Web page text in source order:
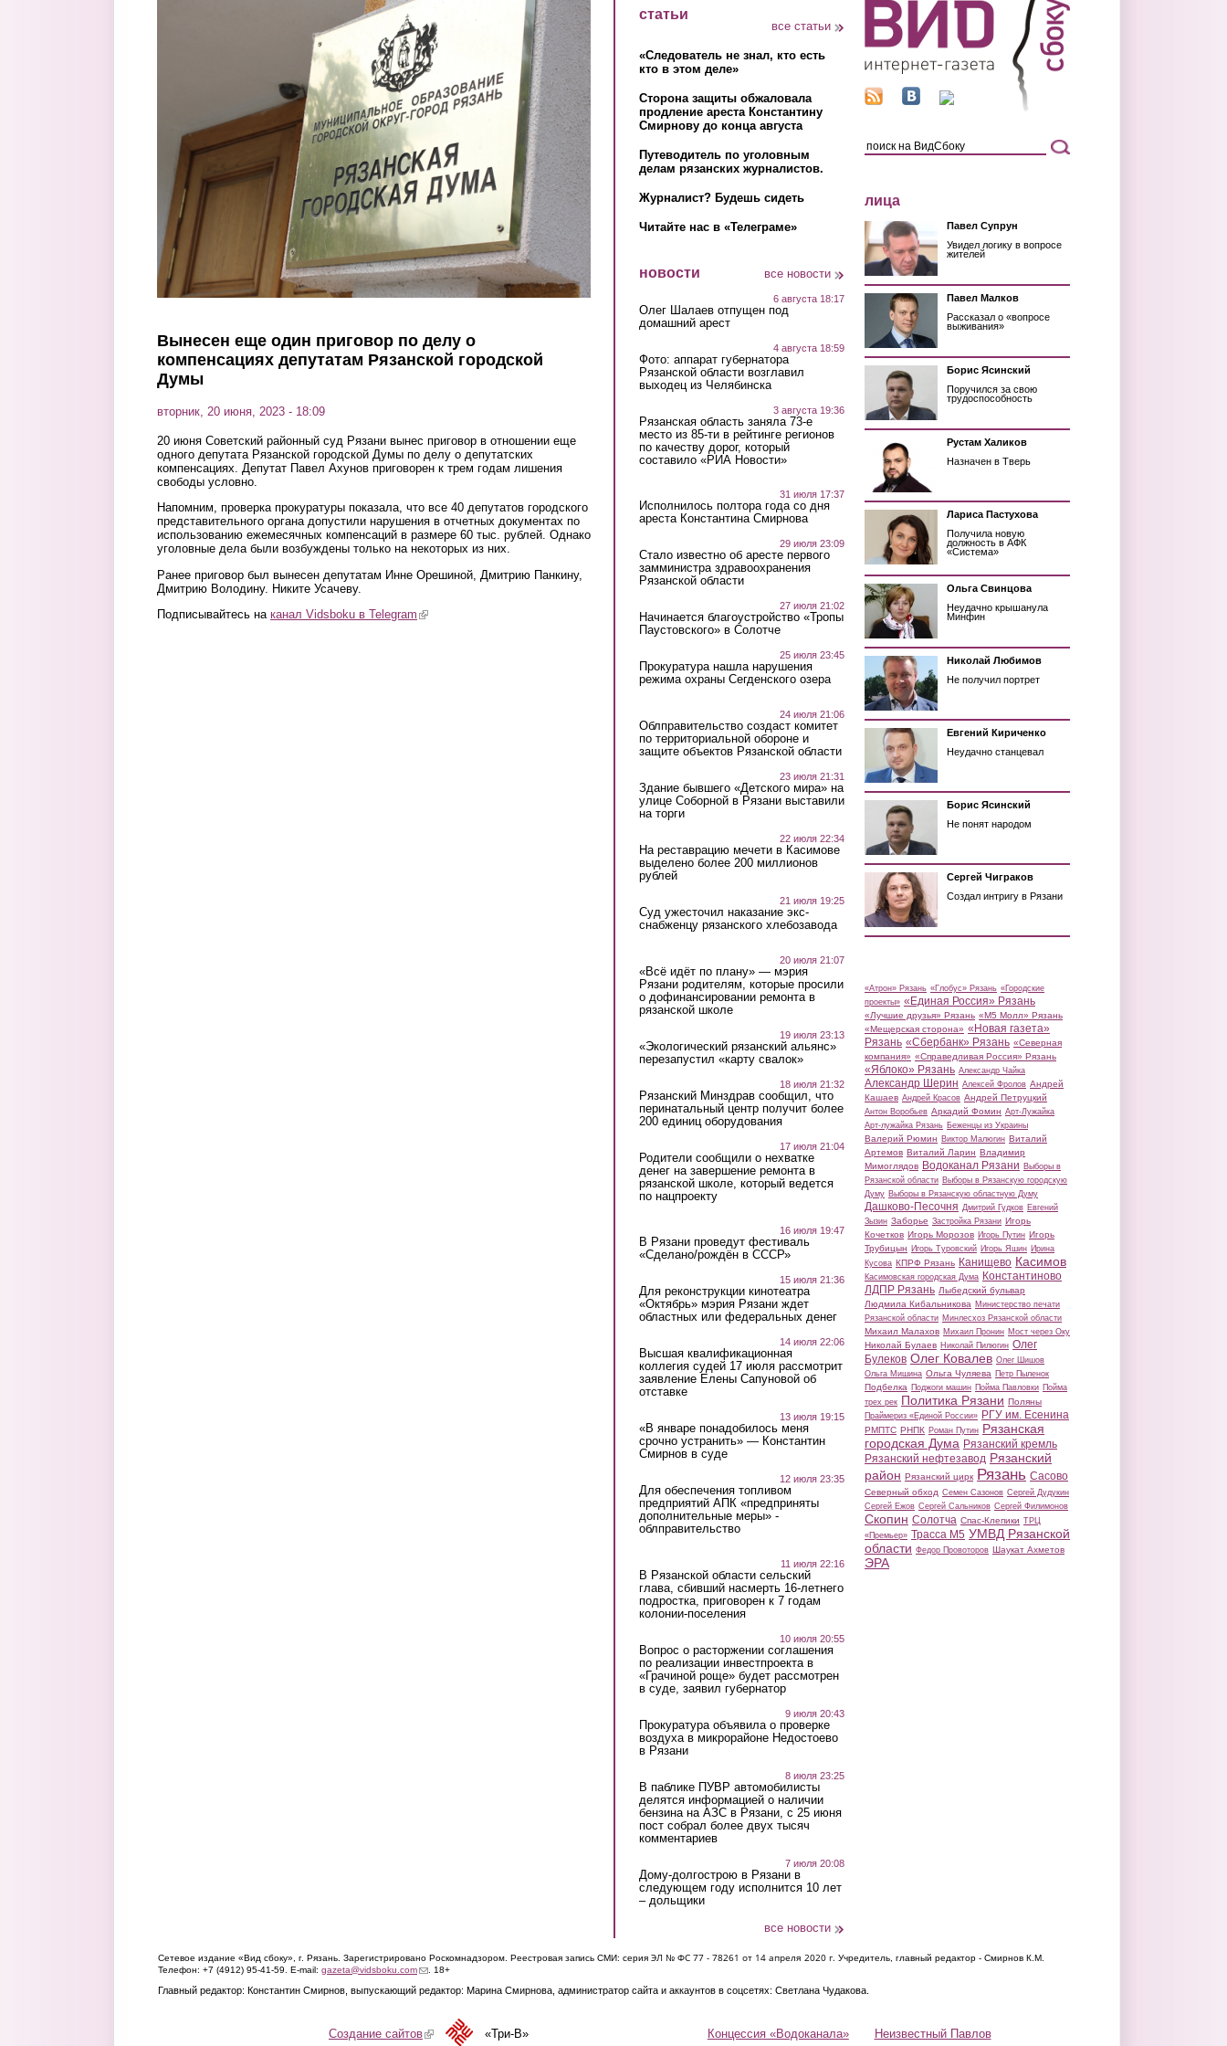
Вынесен еще один приговор по делу о
компенсациях депутатам Рязанской городской
Думы
вторник, 20 июня, 2023 - 18:09
20 июня Советский районный суд Рязани вынес приговор в отношении еще
одного депутата Рязанской городской Думы по делу о депутатских
компенсациях. Депутат Павел Ахунов приговорен к трем годам лишения
свободы условно.
Напомним, проверка прокуратуры показала, что все 40 депутатов городского
представительного органа допустили нарушения в отчетных документах по
использованию ежемесячных компенсаций в размере 60 тыс. рублей. Однако
уголовные дела были возбуждены только на некоторых из них.
Ранее приговор был вынесен депутатам Инне Орешиной, Дмитрию Панкину,
Дмитрию Володину. Никите Усачеву.
Подписывайтесь на канал Vidsboku в Telegram (link is external)
статьи
все статьи
«Следователь не знал, кто есть
кто в этом деле»
Сторона защиты обжаловала
продление ареста Константину
Смирнову до конца августа
Путеводитель по уголовным
делам рязанских журналистов.
Журналист? Будешь сидеть
Читайте нас в «Телеграме»
новости все новости
6 августа 18:17
Олег Шалаев отпущен под
домашний арест
4 августа 18:59
Фото: аппарат губернатора
Рязанской области возглавил
выходец из Челябинска
3 августа 19:36
Рязанская область заняла 73-е
место из 85-ти в рейтинге регионов
по качеству дорог, который
составило «РИА Новости»
31 июля 17:37
Исполнилось полтора года со дня
ареста Константина Смирнова
29 июля 23:09
Стало известно об аресте первого
замминистра здравоохранения
Рязанской области
27 июля 21:02
Начинается благоустройство «Тропы
Паустовского» в Солотче
25 июля 23:45
Прокуратура нашла нарушения
режима охраны Сегденского озера
24 июля 21:06
Облправительство создаст комитет
по территориальной обороне и
защите объектов Рязанской области
23 июля 21:31
Здание бывшего «Детского мира» на
улице Соборной в Рязани выставили
на торги
22 июля 22:34
На реставрацию мечети в Касимове
выделено более 200 миллионов
рублей
21 июля 19:25
Суд ужесточил наказание экс-
снабженцу рязанского хлебозавода
20 июля 21:07
«Всё идёт по плану» — мэрия
Рязани родителям, которые просили
о дофинансировании ремонта в
рязанской школе
19 июля 23:13
«Экологический рязанский альянс»
перезапустил «карту свалок»
18 июля 21:32
Рязанский Минздрав сообщил, что
перинатальный центр получит более
200 единиц оборудования
17 июля 21:04
Родители сообщили о нехватке
денег на завершение ремонта в
рязанской школе, который ведется
по нацпроекту
16 июля 19:47
В Рязани проведут фестиваль
«Сделано/рождён в СССР»
15 июля 21:36
Для реконструкции кинотеатра
«Октябрь» мэрия Рязани ждет
областных или федеральных денег
14 июля 22:06
Высшая квалификационная
коллегия судей 17 июля рассмотрит
заявление Елены Сапуновой об
отставке
13 июля 19:15
«В январе понадобилось меня
срочно устранить» — Константин
Смирнов в суде
12 июля 23:35
Для обеспечения топливом
предприятий АПК «предприняты
дополнительные меры» -
облправительство
11 июля 22:16
В Рязанской области сельский
глава, сбивший насмерть 16-летнего
подростка, приговорен к 7 годам
колонии-поселения
10 июля 20:55
Вопрос о расторжении соглашения
по реализации инвестпроекта в
«Грачиной роще» будет рассмотрен
в суде, заявил губернатор
9 июля 20:43
Прокуратура объявила о проверке
воздуха в микрорайоне Недостоево
в Рязани
8 июля 23:25
В паблике ПУВР автомобилисты
делятся информацией о наличии
бензина на АЗС в Рязани, с 25 июня
пост собрал более двух тысяч
комментариев
7 июля 20:08
Дому-долгострою в Рязани в
следующем году исполнится 10 лет
– дольщики
все новости
лица
Павел Супрун
Увидел логику в вопросе
жителей
Павел Малков
Рассказал о «вопросе
выживания»
Борис Ясинский
Поручился за свою
трудоспособность
Рустам Халиков
Назначен в Тверь
Лариса Пастухова
Получила новую
должность в АФК
«Система»
Ольга Свинцова
Неудачно крышанула
Минфин
Николай Любимов
Не получил портрет
Евгений Кириченко
Неудачно станцевал
Борис Ясинский
Не понят народом
Сергей Чиграков
Создал интригу в Рязани
«Атрон» Рязань «Глобус» Рязань «Городские
проекты» «Единая Россия» Рязань
«Лучшие друзья» Рязань «М5 Молл» Рязань
«Мещерская сторона» «Новая газета»
Рязань «Сбербанк» Рязань «Северная
компания» «Справедливая Россия» Рязань
«Яблоко» Рязань Александр Чайка
Александр Шерин Алексей Фролов Андрей
Кашаев Андрей Красов Андрей Петруцкий
Антон Воробьев Аркадий Фомин Арт-Лужайка
Арт-лужайка Рязань Беженцы из Украины
Валерий Рюмин Виктор Малюгин Виталий
Артемов Виталий Ларин Владимир
Мимоглядов Водоканал Рязани Выборы в
Рязанской области Выборы в Рязанскую городскую
Думу Выборы в Рязанскую областную Думу
Дашково-Песочня Дмитрий Гудков Евгений
Зызин Заборье Застройка Рязани Игорь
Кочетков Игорь Морозов Игорь Путин Игорь
Трубицын Игорь Туровский Игорь Яшин Ирина
Кусова КПРФ Рязань Канищево Касимов
Касимовская городская Дума Константиново
ЛДПР Рязань Лыбедский бульвар
Людмила Кибальникова Министерство печати
Рязанской области Минлесхоз Рязанской области
Михаил Малахов Михаил Пронин Мост через Оку
Николай Булаев Николай Пилюгин Олег
Булеков Олег Ковалев Олег Шишов
Ольга Мишина Ольга Чуляева Петр Пыленок
Подбелка Поджоги машин Пойма Павловки Пойма
трех рек Политика Рязани Поляны
Праймериз «Единой России» РГУ им. Есенина
РМПТС РНПК Роман Путин Рязанская
городская Дума Рязанский кремль
Рязанский нефтезавод Рязанский
район Рязанский цирк Рязань Сасово
Северный обход Семен Сазонов Сергей Дудукин
Сергей Ежов Сергей Сальников Сергей Филимонов
Скопин Солотча Спас-Клепики ТРЦ
«Премьер» Трасса М5 УМВД Рязанской
области Федор Провоторов Шаукат Ахметов
ЭРА
Сетевое издание «Вид сбоку», г. Рязань. Зарегистрировано Роскомнадзором. Реестровая запись СМИ: серия ЭЛ № ФС 77 - 78261 от 14 апреля 2020 г. Учредитель, главный редактор - Смирнов К.М.
Телефон: +7 (4912) 95-41-59. E-mail: gazeta@vidsboku.com(link sends e-mail)
. 18+
Главный редактор: Константин Смирнов, выпускающий редактор: Марина Смирнова, администратор сайта и аккаунтов в соцсетях: Светлана Чудакова.
Концессия «Водоканала» Неизвестный Павлов
Создание сайтов(link is external)«Три-В»